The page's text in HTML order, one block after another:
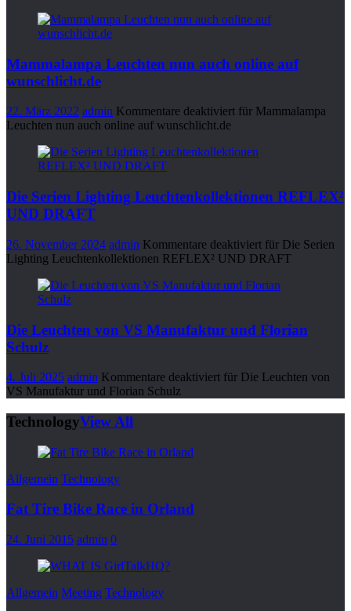
Mammalampa Leuchten nun auch online auf
wunschlicht.de
22. März 2022 admin Kommentare deaktiviert für Mammalampa
Leuchten nun auch online auf wunschlicht.de
Die Serien Lighting Leuchtenkollektionen REFLEX²
UND DRAFT
26. November 2024 admin Kommentare deaktiviert für Die Serien
Lighting Leuchtenkollektionen REFLEX² UND DRAFT
Die Leuchten von VS Manufaktur und Florian
Schulz
4. Juli 2025 admin Kommentare deaktiviert für Die Leuchten von
VS Manufaktur und Florian Schulz
TechnologyView All
Allgemein Technology
Fat Tire Bike Race in Orland
24. Juni 2015 admin 0
Allgemein Meeting Technology